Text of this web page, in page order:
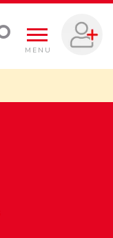
MENU